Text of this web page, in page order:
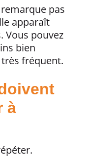
pas
apparaît
Vous pouvez
bien
très fréquent.
à